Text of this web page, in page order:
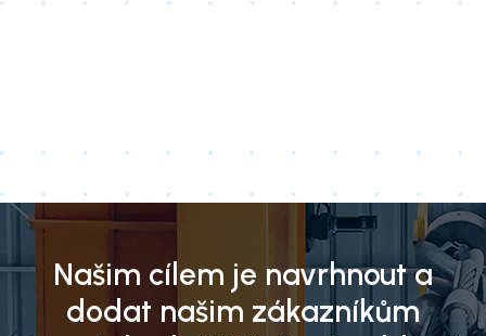
Našim cílem je navrhnout a
dodat našim zákazníkům